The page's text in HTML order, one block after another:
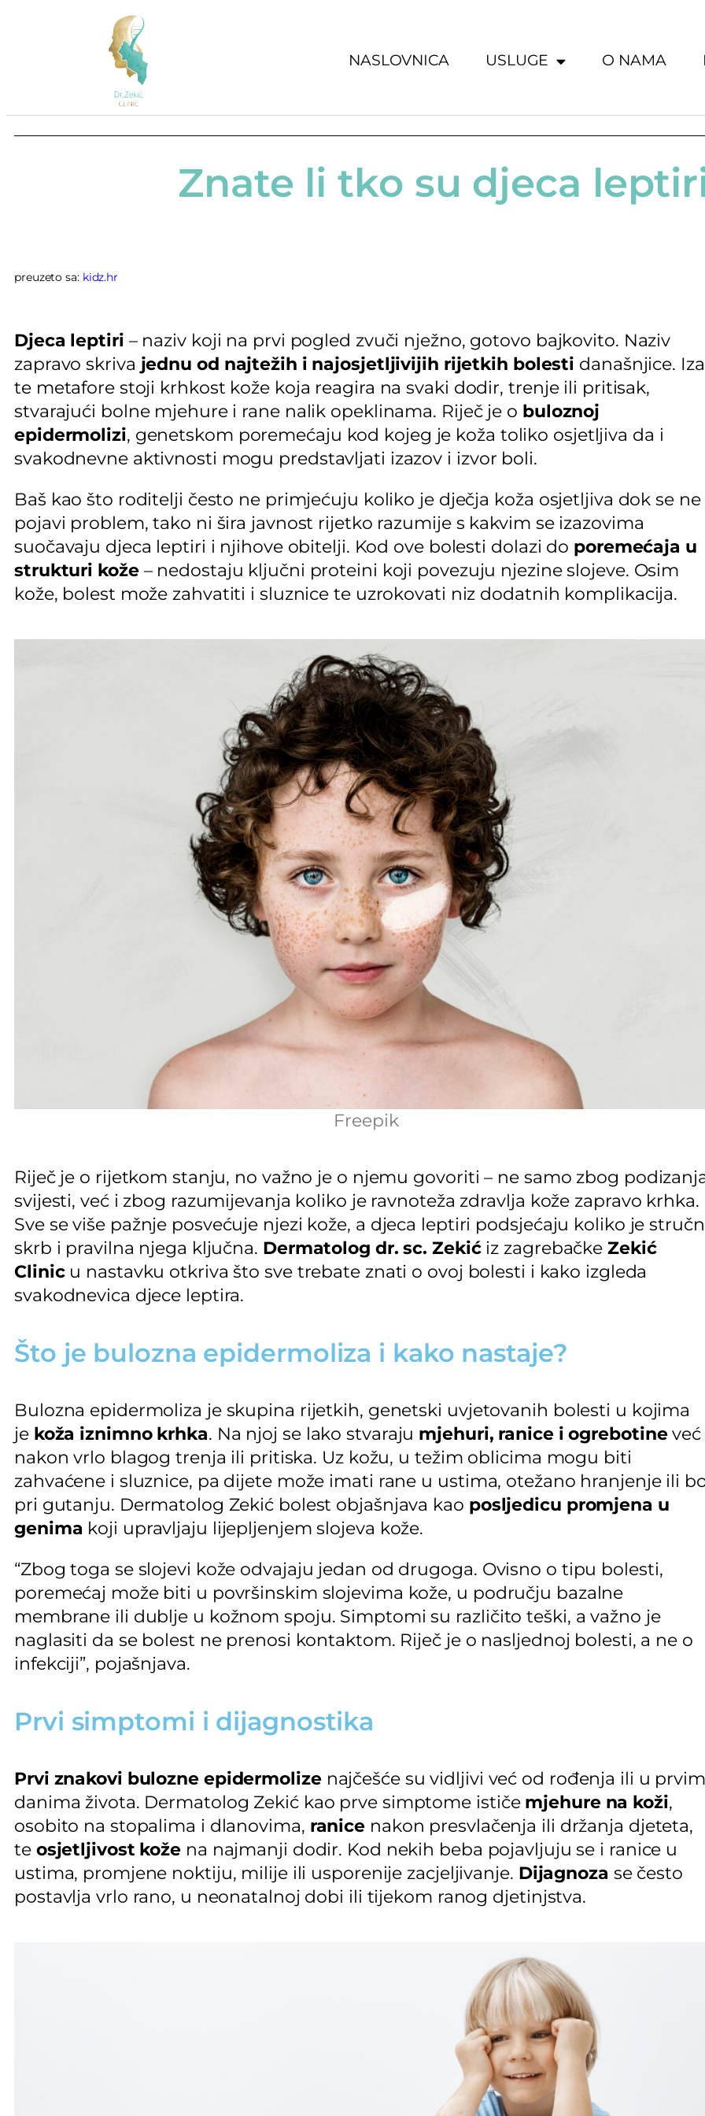
NASLOVNICA USLUGE O NAMA
Znate li tko su djeca
preuzeto sa: kidz.hr
Djeca leptiri – naziv koji na prvi pogled zvuči nježno, gotovo bajkovito. Naziv
zapravo skriva jednu od najtežih i najosjetljivijih rijetkih bolesti današnjice. Iza
te metafore stoji krhkost kože koja reagira na svaki dodir, trenje ili pritisak,
stvarajući bolne mjehure i rane nalik opeklinama. Riječ je o buloznoj
epidermolizi, genetskom poremećaju kod kojeg je koža toliko osjetljiva da i
svakodnevne aktivnosti mogu predstavljati izazov i izvor boli.
Baš kao što roditelji često ne primjećuju koliko je dječja koža osjetljiva dok se ne
pojavi problem, tako ni šira javnost rijetko razumije s kakvim se izazovima
suočavaju djeca leptiri i njihove obitelji. Kod ove bolesti dolazi do poremećaja u
strukturi kože– nedostaju ključni proteini koji povezuju njezine slojeve. Osim
kože, bolest može zahvatiti i sluznice te uzrokovati niz dodatnih komplikacija.
Freepik
Riječ je o rijetkom stanju, no važno je o njemu govoriti – ne samo zbog
svijesti, već i zbog razumijevanja koliko je ravnoteža zdravlja kože zapravo krhka.
Sve se više pažnje posvećuje njezi kože, a djeca leptiri podsjećaju koliko je
skrb i pravilna njega ključna. Dermatolog dr. sc. Zekićiz zagrebačkeZekić
Clinicu nastavku otkriva što sve trebate znati o ovoj bolesti i kako izgleda
svakodnevica djece leptira.
Što je bulozna epidermoliza i kako nastaje?
Bulozna epidermoliza je skupina rijetkih, genetski uvjetovanih bolesti u kojima
je koža iznimno krhka. Na njoj se lako stvaraju mjehuri, ranice i ogrebotineveć
nakon vrlo blagog trenja ili pritiska. Uz kožu, u težim oblicima mogu biti
zahvaćene i sluznice, pa dijete može imati rane u ustima, otežano hranjenje ili
pri gutanju. Dermatolog Zekić bolest objašnjava kao posljedicu promjena u
genima koji upravljaju lijepljenjem slojeva kože.
“Zbog toga se slojevi kože odvajaju jedan od drugoga. Ovisno o tipu bolesti,
poremećaj može biti u površinskim slojevima kože, u području bazalne
membrane ili dublje u kožnom spoju. Simptomi su različito teški, a važno je
naglasiti da se bolest ne prenosi kontaktom. Riječ je o nasljednoj bolesti, a ne o
infekciji”, pojašnjava.
Prvi simptomi i dijagnostika
Prvi znakovi bulozne epidermolizenajčešće su vidljivi već od rođenja ili u prvim
danima života. Dermatolog Zekić kao prve simptome ističe mjehure na koži,
osobito na stopalima i dlanovima, ranice nakon presvlačenja ili držanja djeteta,
te osjetljivost kože na najmanji dodir. Kod nekih beba pojavljuju se i ranice u
ustima, promjene noktiju, milije ili usporenije zacjeljivanje. Dijagnoza se često
postavlja vrlo rano, u neonatalnoj dobi ili tijekom ranog djetinjstva.